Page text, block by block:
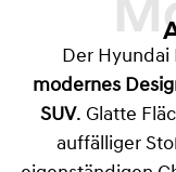
Der Hyundai
modernes
SUV. Glatte
auffälliger